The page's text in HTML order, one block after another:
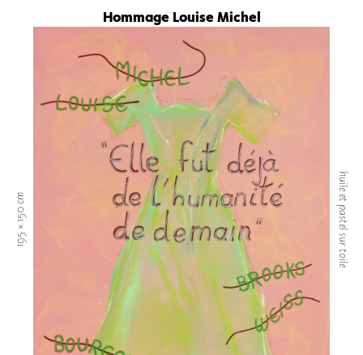
Hommage Louise Michel
huile et pastel sur toile
195 × 150 cm